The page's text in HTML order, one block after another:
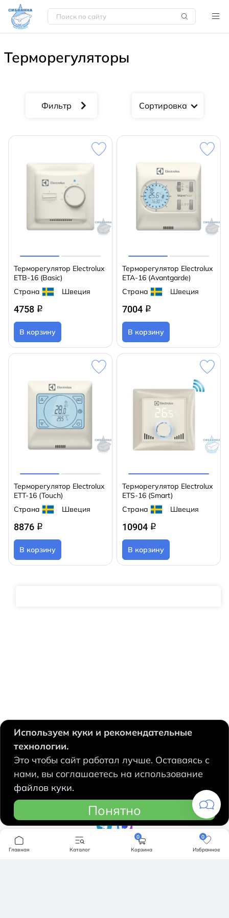
Терморегуляторы
Сортировка
Терморегулятор Electrolux
ETB-16 (Basic)
Страна
Швеция
4758 q
В корзину
Терморегулятор Electrolux
ETA-16 (Avantgarde)
Страна
Швеция
7004 q
В корзину
Терморегулятор Electrolux
ETT-16 (Touch)
Страна
Швеция
8876 q
В корзину
Терморегулятор Electrolux
ETS-16 (Smart)
Страна
Швеция
10904 q
В корзину
Компания
630124, Новосибирск,
Есенина, 67
hidrolux@mail.ru
Используем куки и рекомендательные
технологии.
Это чтобы сайт работал лучше. Оставаясь с
нами, вы соглашаетесь на использование
файлов куки.
Понятно
Главная Каталог
0
Корзина
0
Избранное